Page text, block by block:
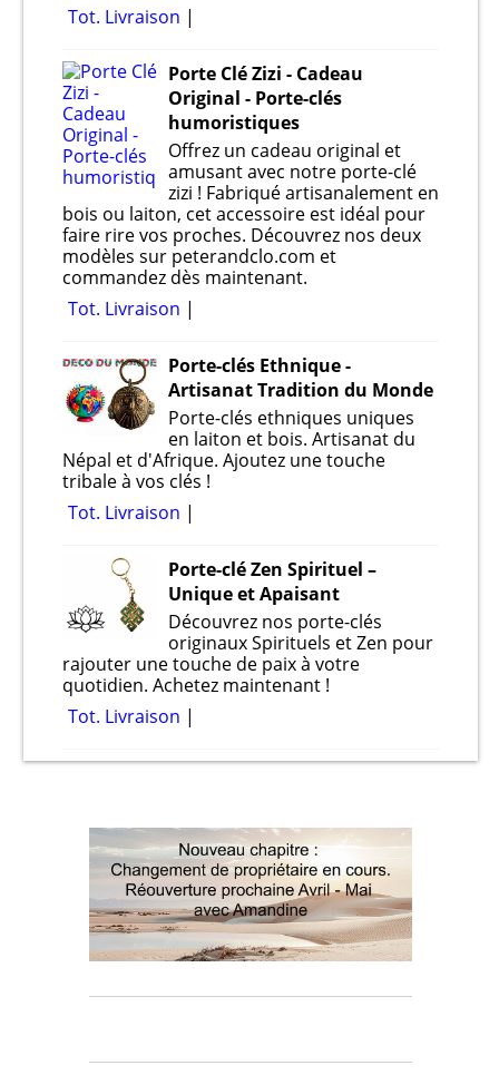
Tot. Livraison
Porte Clé Zizi - Cadeau
Original - Porte-clés
humoristiques
Offrez un cadeau original et
amusant avec notre porte-clé
zizi ! Fabriqué artisanalement en
bois ou laiton, cet accessoire est idéal pour
faire rire vos proches. Découvrez nos deux
modèles sur peterandclo.com et
commandez dès maintenant.
Tot. Livraison
Porte-clés Ethnique -
Artisanat Tradition du Monde
Porte-clés ethniques uniques
en laiton et bois. Artisanat du
Népal et d'Afrique. Ajoutez une touche
tribale à vos clés !
Tot. Livraison
Porte-clé Zen Spirituel –
Unique et Apaisant
Découvrez nos porte-clés
originaux Spirituels et Zen pour
rajouter une touche de paix à votre
quotidien. Achetez maintenant !
Tot. Livraison